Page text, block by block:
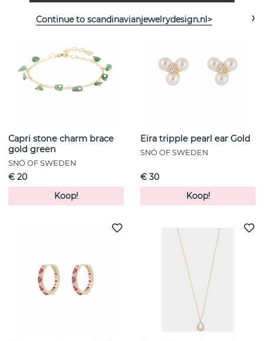
Capri stone charm brace
gold green
SNÖ OF SWEDEN
€ 20
Koop!
Eira tripple pearl ear Gold
SNÖ OF SWEDEN
€ 30
Koop!
Continue to scandinavianjewelrydesign.nl>